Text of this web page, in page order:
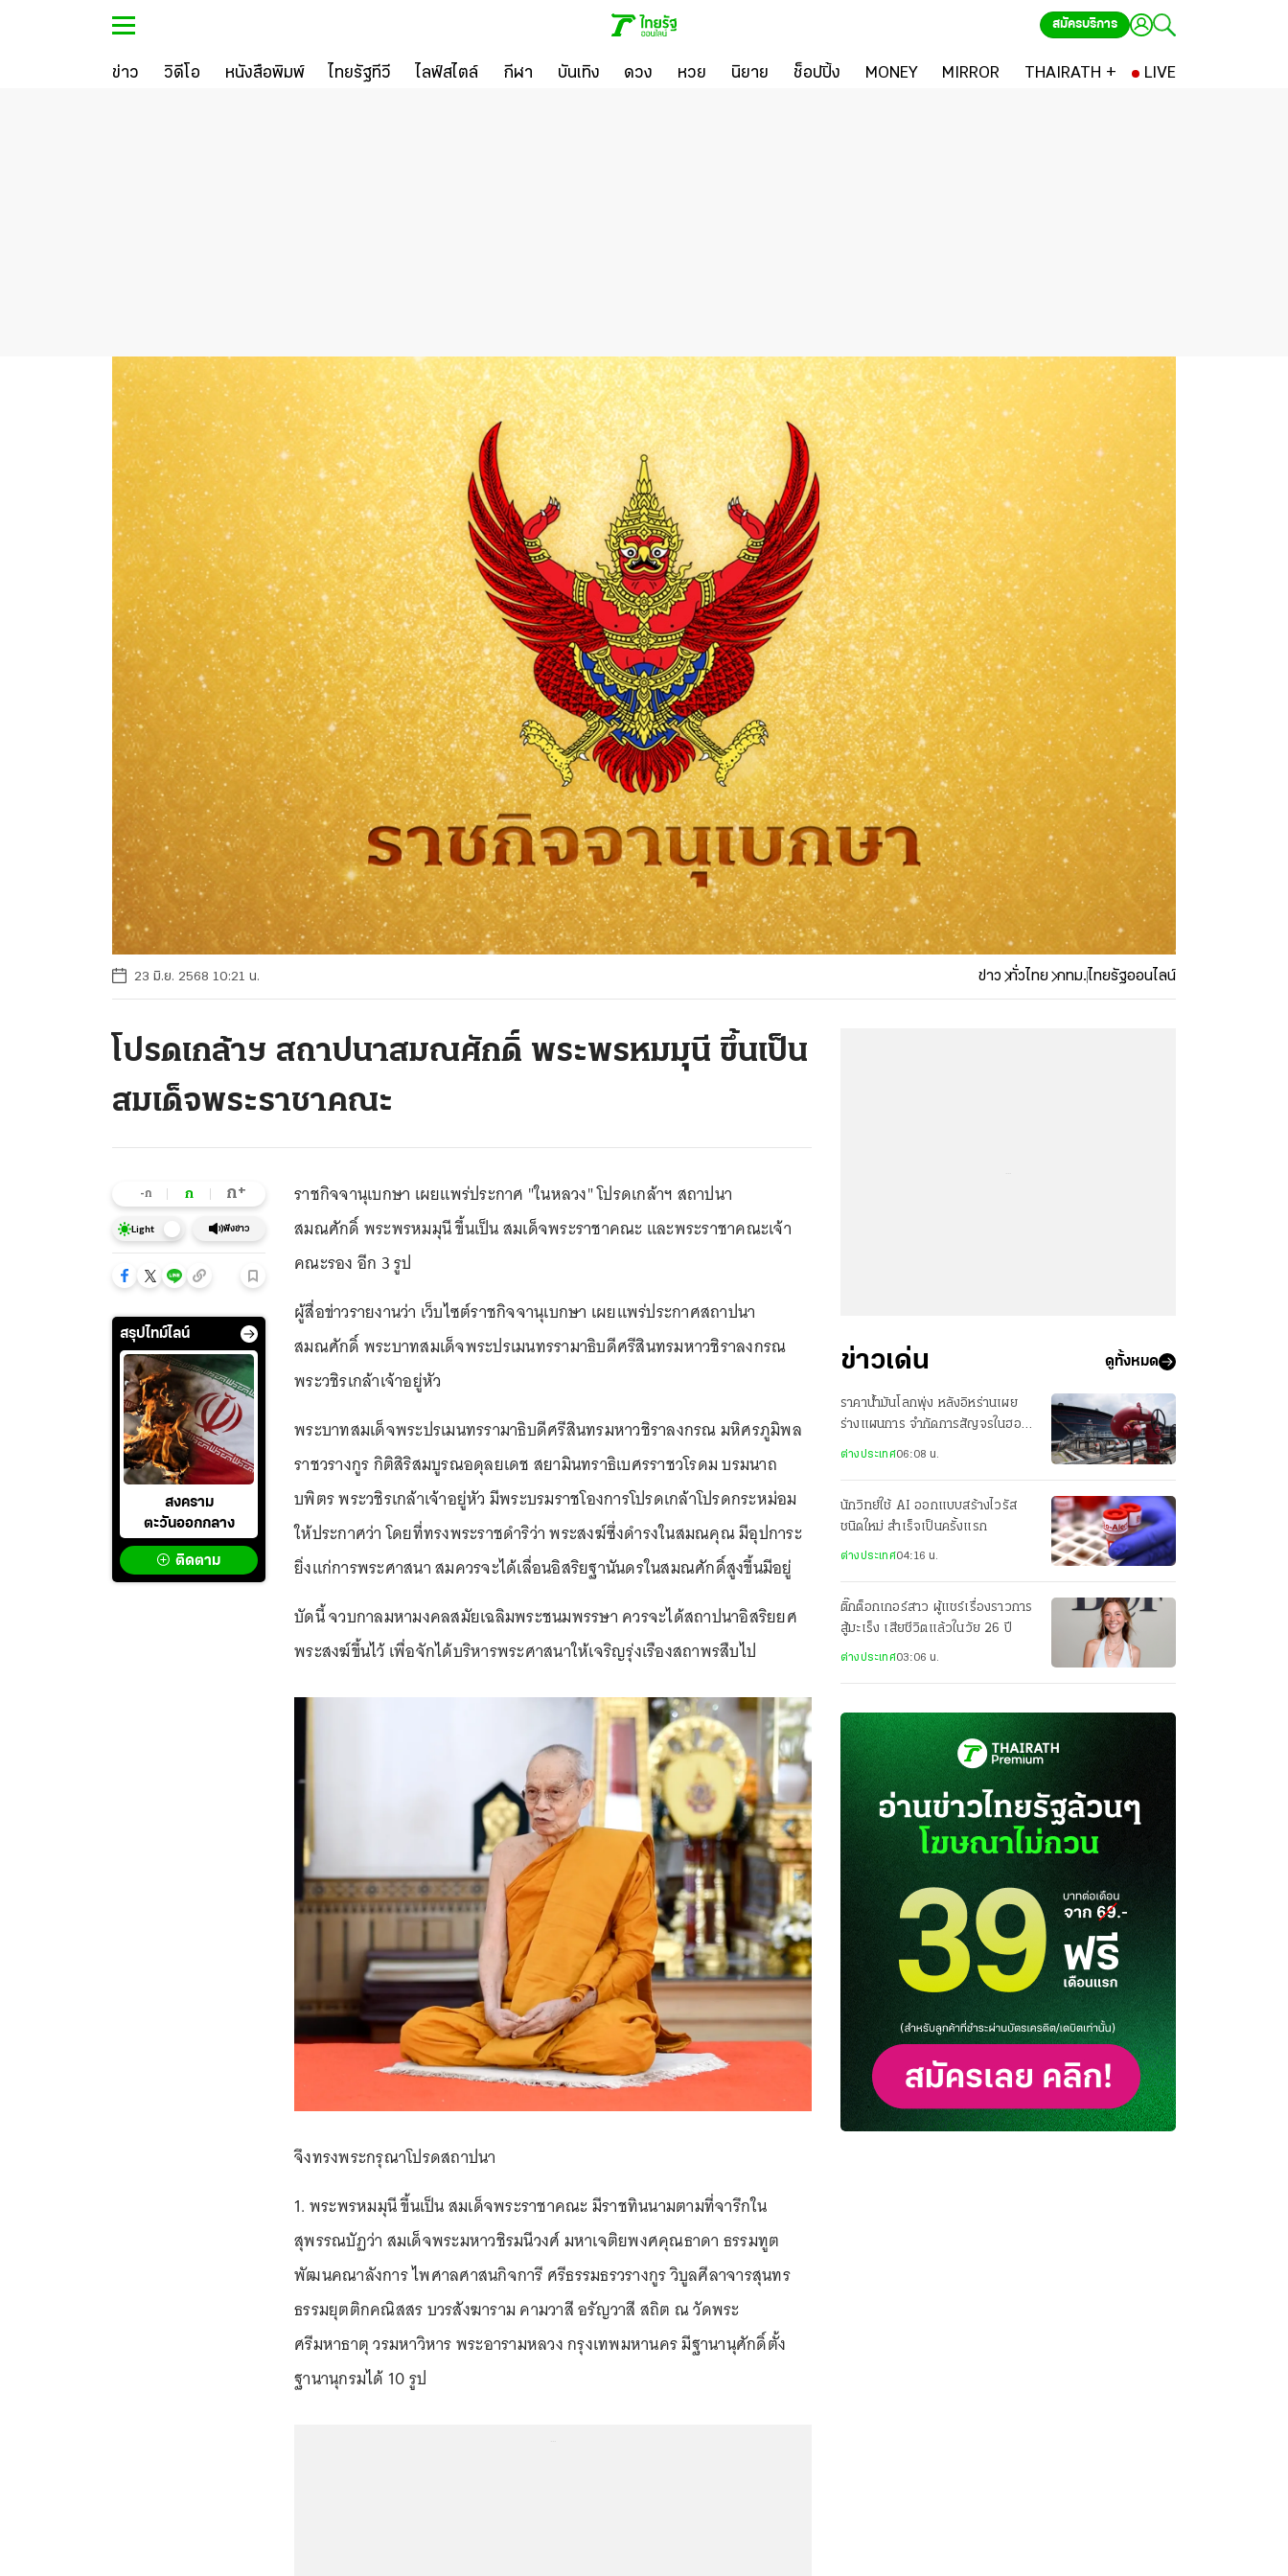
สมัครบริการ
ข่าว วิดีโอ หนังสือพิมพ์ ไทยรัฐทีวี ไลฟ์สไตล์ กีฬา บันเทิง ดวง หวย นิยาย ช็อปปิ้ง MONEY MIRROR THAIRATH + LIVE
23 มิ.ย. 2568 10:21 น. ข่าว ทั่วไทย กทม.ไทยรัฐออนไลน์
โปรดเกล้าฯ สถาปนาสมณศักดิ์ พระพรหมมุนี ขึ้นเป็น
สมเด็จพระราชาคณะ
-ก ก ก+
Light ฟังข่าว
สรุปไทม์ไลน์
สงคราม
ตะวันออกกลาง
ติดตาม
ราชกิจจานุเบกษา เผยแพร่ประกาศ "ในหลวง" โปรดเกล้าฯ สถาปนา
สมณศักดิ์ พระพรหมมุนี ขึ้นเป็น สมเด็จพระราชาคณะ และพระราชาคณะเจ้า
คณะรอง อีก 3 รูป
ผู้สื่อข่าวรายงานว่า เว็บไซต์ราชกิจจานุเบกษา เผยแพร่ประกาศสถาปนา
สมณศักดิ์ พระบาทสมเด็จพระปรเมนทรรามาธิบดีศรีสินทรมหาวชิราลงกรณ
พระวชิรเกล้าเจ้าอยู่หัว
พระบาทสมเด็จพระปรเมนทรรามาธิบดีศรีสินทรมหาวชิราลงกรณ มหิศรภูมิพล
ราชวรางกูร กิติสิริสมบูรณอดุลยเดช สยามินทราธิเบศรราชวโรดม บรมนาถ
บพิตร พระวชิรเกล้าเจ้าอยู่หัว มีพระบรมราชโองการโปรดเกล้าโปรดกระหม่อม
ให้ประกาศว่า โดยที่ทรงพระราชดำริว่า พระสงฆ์ซึ่งดำรงในสมณคุณ มีอุปการะ
ยิ่งแก่การพระศาสนา สมควรจะได้เลื่อนอิสริยฐานันดรในสมณศักดิ์สูงขึ้นมีอยู่
บัดนี้ จวบกาลมหามงคลสมัยเฉลิมพระชนมพรรษา ควรจะได้สถาปนาอิสริยยศ
พระสงฆ์ขึ้นไว้ เพื่อจักได้บริหารพระศาสนาให้เจริญรุ่งเรืองสถาพรสืบไป
จึงทรงพระกรุณาโปรดสถาปนา
1. พระพรหมมุนี ขึ้นเป็น สมเด็จพระราชาคณะ มีราชทินนามตามที่จารึกใน
สุพรรณบัฏว่า สมเด็จพระมหาวชิรมนีวงศ์ มหาเจติยพงศคุณธาดา ธรรมทูต
พัฒนคณาลังการ ไพศาลศาสนกิจการี ศรีธรรมธรวรางกูร วิบูลศีลาจารสุนทร
ธรรมยุตติกคณิสสร บวรสังฆาราม คามวาสี อรัญวาสี สถิต ณ วัดพระ
ศรีมหาธาตุ วรมหาวิหาร พระอารามหลวง กรุงเทพมหานคร มีฐานานุศักดิ์ตั้ง
ฐานานุกรมได้ 10 รูป
ข่าวเด่น ดูทั้งหมด
ราคาน้ำมันโลกพุ่ง หลังอิหร่านเผย
ร่างแผนการ จำกัดการสัญจรในฮอร์
มุซ
ต่างประเทศ06:08 น.
นักวิทย์ใช้ AI ออกแบบสร้างไวรัส
ชนิดใหม่ สำเร็จเป็นครั้งแรก
ต่างประเทศ04:16 น.
ติ๊กต็อกเกอร์สาว ผู้แชร์เรื่องราวการ
สู้มะเร็ง เสียชีวิตแล้วในวัย 26 ปี
ต่างประเทศ03:06 น.